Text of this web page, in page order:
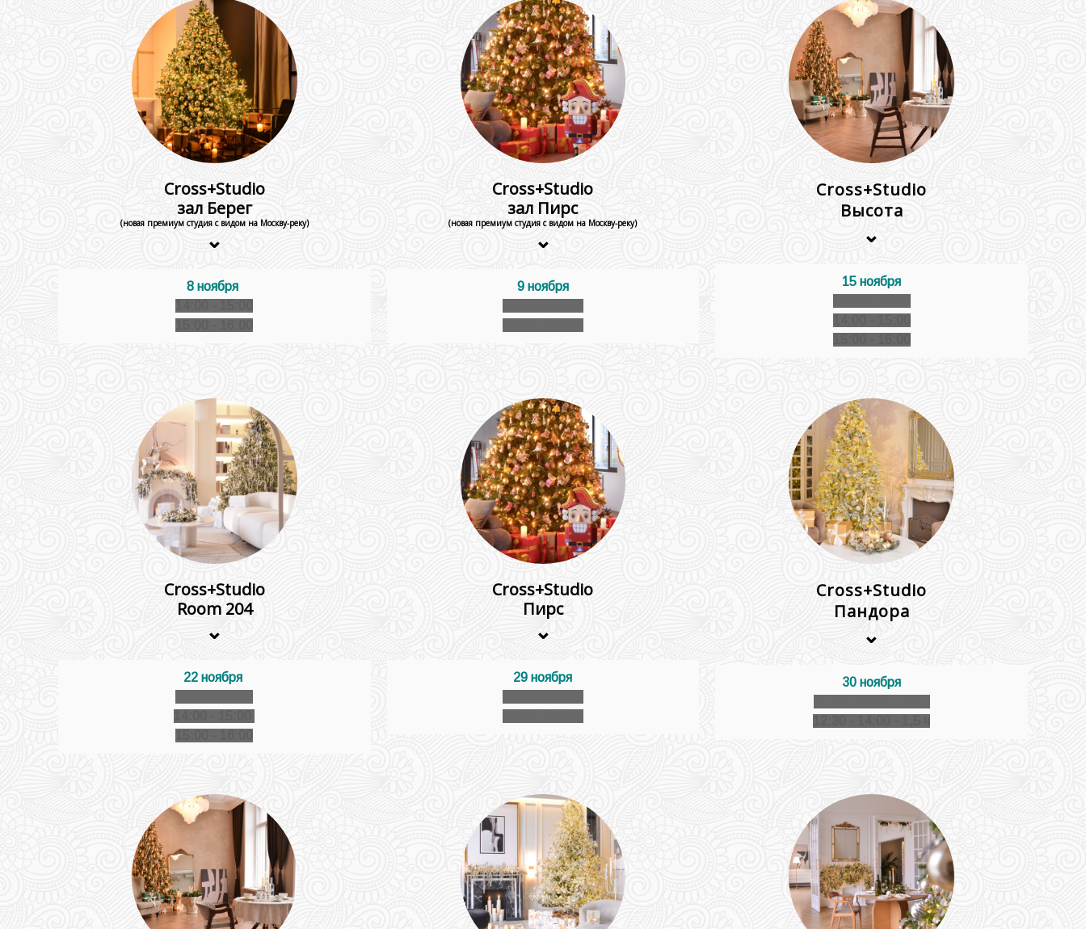
Cross+Studio
зал Берег
(новая премиум студия с видом на Москву-реку)
⌄
8 ноября
Cross+Studio
зал Пирс
(новая премиум студия с видом на Москву-реку)
⌄
9 ноября
Cross+Studio
Высота
⌄
15 ноября
Cross+Studio
Room 204
⌄
22 ноября
Cross+Studio
Пирс
⌄
29 ноября
Cross+Studio
Пандора
⌄
30 ноября